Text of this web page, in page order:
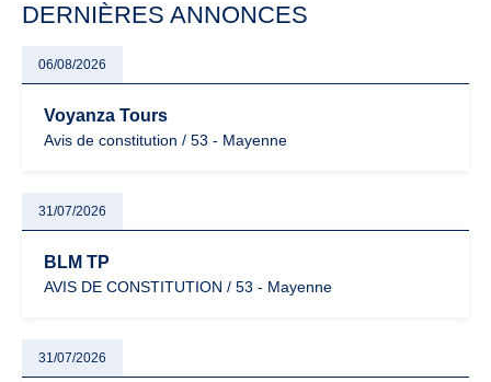
DERNIÈRES ANNONCES
06/08/2026
Voyanza Tours
Avis de constitution / 53 - Mayenne
31/07/2026
BLM TP
AVIS DE CONSTITUTION / 53 - Mayenne
31/07/2026